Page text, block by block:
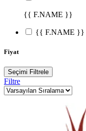
{{ F.NAME }}
{{ F.NAME }}
Fiyat
Seçimi Filtrele
Filtre